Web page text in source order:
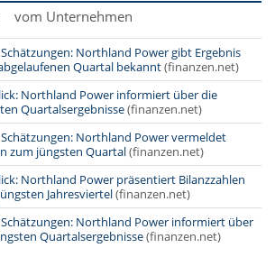
vom Unternehmen
Schätzungen: Northland Power gibt Ergebnis
Quartal bekannt(finanzen.net)
Northland Power informiert über die
Quartalsergebnisse(finanzen.net)
Schätzungen: Northland Power vermeldet
zum jüngsten Quartal(finanzen.net)
Northland Power präsentiert Bilanzzahlen
Jahresviertel(finanzen.net)
Schätzungen: Northland Power informiert über
Quartalsergebnisse(finanzen.net)